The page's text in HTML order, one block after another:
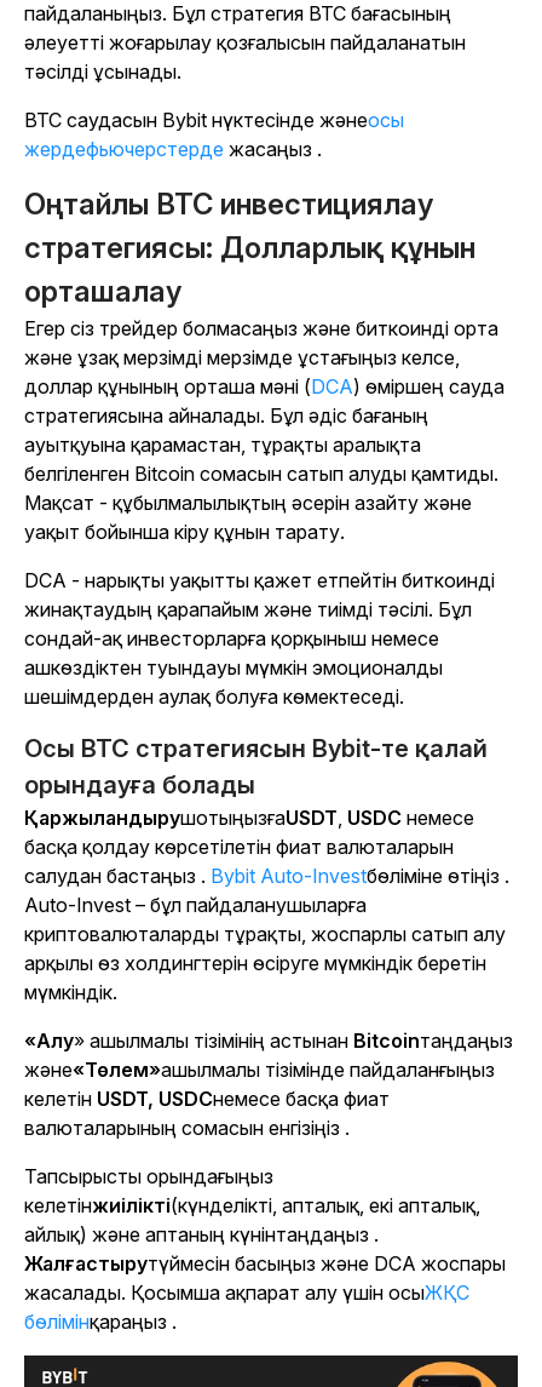
пайдаланыңыз. Бұл стратегия BTC бағасының
әлеуетті жоғарылау қозғалысын пайдаланатын
тәсілді ұсынады.
BTC саудасын Bybit нүктесінде жәнеосы
жердефьючерстерде жасаңыз .
Оңтайлы BTC инвестициялау
стратегиясы: Долларлық құнын
орташалау
Егер сіз трейдер болмасаңыз және биткоинді орта
және ұзақ мерзімді мерзімде ұстағыңыз келсе,
доллар құнының орташа мәні (DCA) өміршең сауда
стратегиясына айналады. Бұл әдіс бағаның
ауытқуына қарамастан, тұрақты аралықта
белгіленген Bitcoin сомасын сатып алуды қамтиды.
Мақсат - құбылмалылықтың әсерін азайту және
уақыт бойынша кіру құнын тарату.
DCA - нарықты уақытты қажет етпейтін биткоинді
жинақтаудың қарапайым және тиімді тәсілі. Бұл
сондай-ақ инвесторларға қорқыныш немесе
ашкөздіктен туындауы мүмкін эмоционалды
шешімдерден аулақ болуға көмектеседі.
Осы BTC стратегиясын Bybit-те қалай
орындауға болады
ҚаржыландырушотыңызғаUSDT, USDC немесе
басқа қолдау көрсетілетін фиат валюталарын
салудан бастаңыз . Bybit Auto-Investбөліміне өтіңіз .
Auto-Invest – бұл пайдаланушыларға
криптовалюталарды тұрақты, жоспарлы сатып алу
арқылы өз холдингтерін өсіруге мүмкіндік беретін
мүмкіндік.
«Алу» ашылмалы тізімінің астынан Bitcoinтаңдаңыз
және«Төлем»ашылмалы тізімінде пайдаланғыңыз
келетін USDT, USDCнемесе басқа фиат
валюталарының сомасын енгізіңіз .
Тапсырысты орындағыңыз
келетінжиілікті(күнделікті, апталық, екі апталық,
айлық) және аптаның күнінтаңдаңыз .
Жалғастырутүймесін басыңыз және DCA жоспары
жасалады. Қосымша ақпарат алу үшін осыЖҚС
бөлімінқараңыз .